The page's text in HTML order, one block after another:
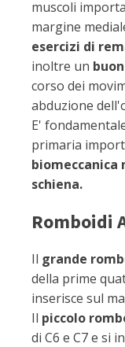
muscoli
margine
esercizi di
inoltre un
corso dei
abduzione
E'
primaria
biomeccanica
schiena.
Romboidi
Il grande
della prime
inserisce sul
Il piccolo
di C6 e C7 e si